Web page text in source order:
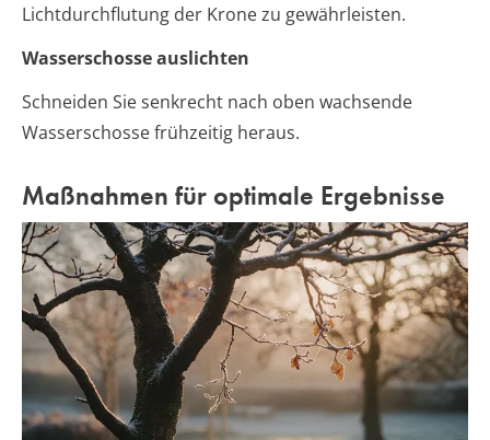
Lichtdurchflutung der Krone zu gewährleisten.
Wasserschosse auslichten
Schneiden Sie senkrecht nach oben wachsende
Wasserschosse frühzeitig heraus.
Maßnahmen für optimale Ergebnisse